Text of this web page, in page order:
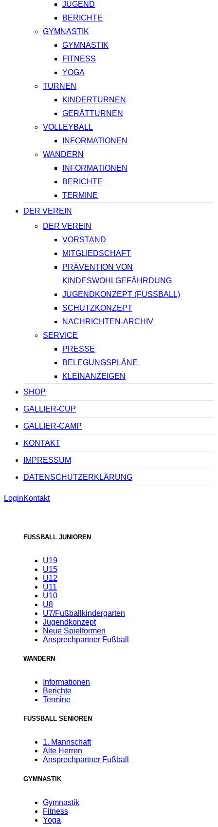
JUGEND
BERICHTE
GYMNASTIK
GYMNASTIK
FITNESS
YOGA
TURNEN
KINDERTURNEN
GERÄTTURNEN
VOLLEYBALL
INFORMATIONEN
WANDERN
INFORMATIONEN
BERICHTE
TERMINE
DER VEREIN
DER VEREIN
VORSTAND
MITGLIEDSCHAFT
PRÄVENTION VON
KINDESWOHLGEFÄHRDUNG
JUGENDKONZEPT (FUSSBALL)
SCHUTZKONZEPT
NACHRICHTEN-ARCHIV
SERVICE
PRESSE
BELEGUNGSPLÄNE
KLEINANZEIGEN
SHOP
GALLIER-CUP
GALLIER-CAMP
KONTAKT
IMPRESSUM
DATENSCHUTZERKLÄRUNG
LoginKontakt
FUSSBALL JUNIOREN
U19
U15
U12
U11
U10
U8
U7/Fußballkindergarten
Jugendkonzept
Neue Spielformen
Ansprechpartner Fußball
WANDERN
Informationen
Berichte
Termine
FUSSBALL SENIOREN
1. Mannschaft
Alte Herren
Ansprechpartner Fußball
GYMNASTIK
Gymnastik
Fitness
Yoga